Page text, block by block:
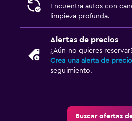
Encuentra autos con
limpieza profunda.
Alertas de precios
¿Aún no quieres
Crea una alerta de
seguimiento.
Buscar ofertas